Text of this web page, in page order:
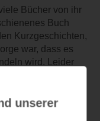
Bücher von ihr
Buch
Kurzgeschichten,
war, dass es
wird. Leider
bereits in der
mich bereits klar
echt schade,
können. Den
unserer